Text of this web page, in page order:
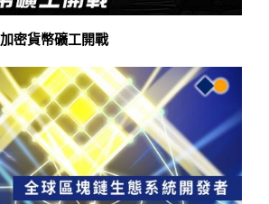
密貨幣礦工開戰